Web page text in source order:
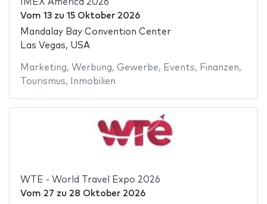
IMEX America 2026
Vom 13zu 15 Oktober 2026
Mandalay Bay Convention Center
Las Vegas, USA
Marketing, Werbung, Gewerbe, Events, Finanzen,
Tourismus, Inmobilien
WTE - World Travel Expo 2026
Vom 27 zu 28 Oktober 2026